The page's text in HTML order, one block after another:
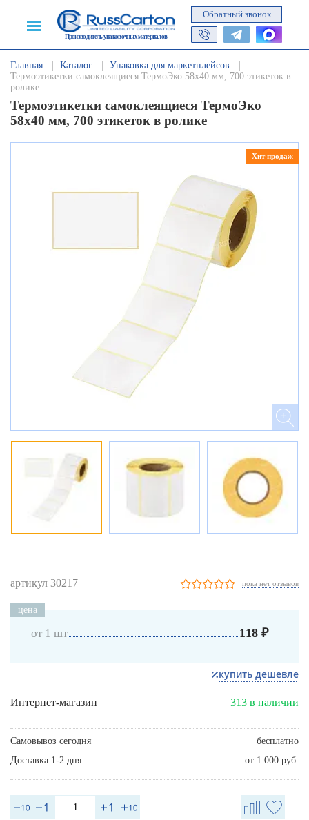
Производитель упаковочных материалов
Обратный звонок
Главная Каталог
Упаковка для маркетплейсов
Термоэтикетки самоклеящиеся ТермоЭко 58х40 мм, 700 этикеток в
ролике
Термоэтикетки самоклеящиеся ТермоЭко
58х40 мм, 700 этикеток в ролике
Хит продаж
артикул 30217 пока нет отзывов
цена
от 1 шт 118 ₽
купить дешевле
Интернет-магазин 313 в наличии
Самовывоз сегодня
бесплатно
Доставка 1-2 дня
от 1 000 руб.